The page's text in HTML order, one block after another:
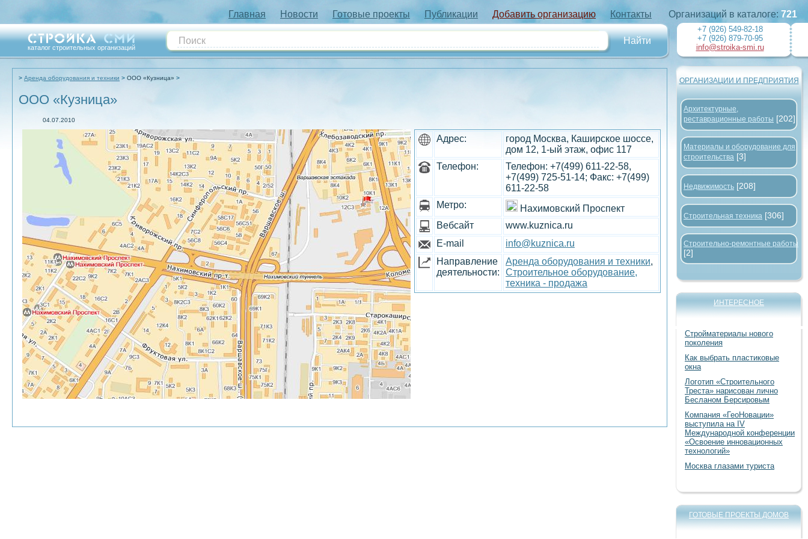
Главная Новости Готовые проекты Публикации Добавить организацию Контакты
каталог строительных организаций
Аренда оборудования и техники ООО «Кузница»
ООО «Кузница»
04.07.2010
Адрес:
город Москва, Каширское шоссе,
дом 12, 1-ый этаж, офис 117
Телефон:
Телефон: +7(499) 611-22-58,
+7(499) 725-51-14; Факс: +7(499)
611-22-58
Метро:
Нахимовский Проспект
Вебсайт
www.kuznica.ru
E-mail
info@kuznica.ru
Направление
деятельности:
Аренда оборудования и техники,
Строительное оборудование,
техника - продажа
Организаций в каталоге: 721
+7 (926) 549-82-18
+7 (926) 879-70-95
info@stroika-smi.ru
ОРГАНИЗАЦИИ И ПРЕДПРИЯТИЯ
Архитектурные,
реставрационные работы [202]
Материалы и оборудование для
строительства [3]
Недвижимость [208]
Строительная техника [306]
Строительно-ремонтные работы
[2]
ИНТЕРЕСНОЕ
Стройматериалы нового
поколения
Как выбрать пластиковые
окна
Логотип «Строительного
Треста» нарисован лично
Бесланом Берсировым
Компания «ГеоНовации»
выступила на IV
Международной конференции
«Освоение инновационных
технологий»
Москва глазами туриста
ГОТОВЫЕ ПРОЕКТЫ ДОМОВ